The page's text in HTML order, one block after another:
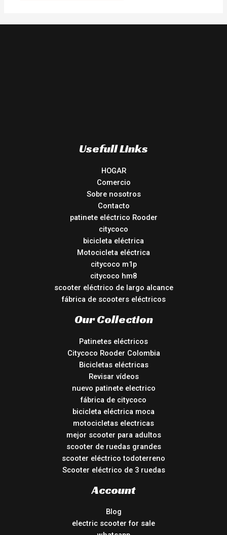
Usefull Links
HOGAR
Comercio
Sobre nosotros
Contacto
patinete eléctrico Rooder
citycoco
bicicleta eléctrica
Motocicleta eléctrica
citycoco m1p
citycoco hm8
scooter eléctrico de largo alcance
fábrica de scooters eléctricos
Our Collection
Patinetes eléctricos
Citycoco Rooder Colombia
Bicicletas eléctricas
Revisar vídeos
nuevo patinete electrico
fábrica de citycoco
bicicleta eléctrica moca
motocicletas electricas
mejor scooter para adultos
scooter de ruedas grandes
scooter eléctrico todoterreno
Scooter eléctrico de 3 ruedas
Account
Blog
electric scooter for sale